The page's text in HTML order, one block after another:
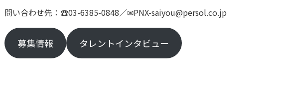
問い合わせ先：☎03-6385-0848／✉PNX-saiyou@persol.co.jp
募集情報 タレントインタビュー